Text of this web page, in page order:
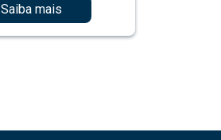
Saiba mais